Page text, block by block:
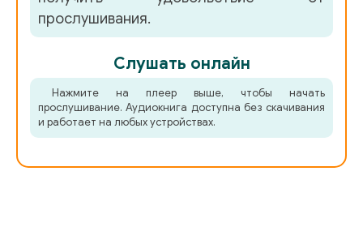
03-01 - Уинстон Черчилль - Глава 03. Первый успех
03-02 - Уинстон Черчилль - Глава 03. Первый успех
03-03 - Уинстон Черчилль - Глава 03. Первый успех
03-04 - Уинстон Черчилль - Глава 03. Первый успех
прослушивания.
Слушать онлайн
Нажмите на плеер выше, чтобы начать
прослушивание. Аудиокнига доступна без скачивания
и работает на любых устройствах.